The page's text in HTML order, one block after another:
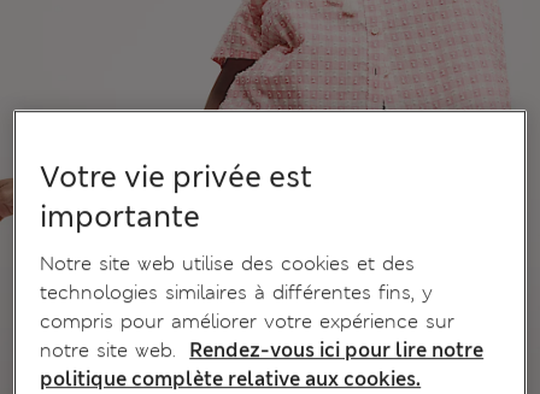
Votre vie privée est
importante
Notre site web utilise des cookies et des
technologies similaires à différentes fins, y
compris pour améliorer votre expérience sur
notre site web.
Rendez-vous ici pour lire notre
politique complète relative aux cookies.